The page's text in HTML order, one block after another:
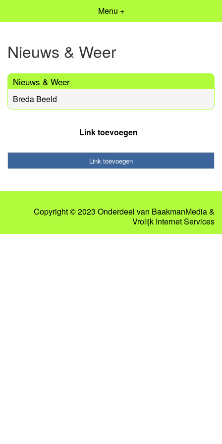
Menu +
Nieuws & Weer
Nieuws & Weer
Breda Beeld
Link toevoegen
Link toevoegen
Copyright © 2023 Onderdeel van BaakmanMedia&
Vrolijk Internet Services